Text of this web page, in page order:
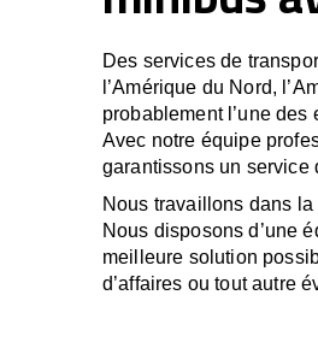
Des services de
l’Amérique du Nord,
probablement l’une
Avec notre équipe
garantissons un service
Nous travaillons dans la
Nous disposons d’une
meilleure solution
d’affaires ou tout autre